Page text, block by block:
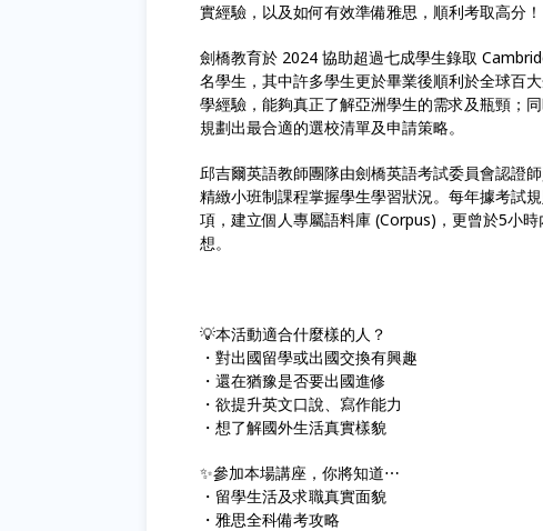
實經驗，以及如何有效準備雅思，順利考取高分！
劍橋教育於 2024 協助超過七成學生錄取
名學生，其中許多學生更於畢業後順利於全球百
學經驗，能夠真正了解亞洲學生的需求及瓶頸；
規劃出最合適的選校清單及申請策略。
邱吉爾英語教師團隊由劍橋英語考試委員會認證
精緻小班制課程掌握學生學習狀況。每年據考試
項，建立個人專屬語料庫 (Corpus)，更曾於5小
想。
💡本活動適合什麼樣的人？
・對出國留學或出國交換有興趣
・還在猶豫是否要出國進修
・欲提升英文口說、寫作能力
・想了解國外生活真實樣貌
✨參加本場講座，你將知道⋯
・留學生活及求職真實面貌
・雅思全科備考攻略